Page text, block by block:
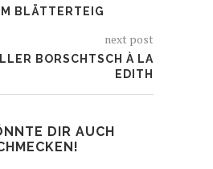
BLÄTTERTEIG
next post
BORSCHTSCH À LA
EDITH
DIR AUCH